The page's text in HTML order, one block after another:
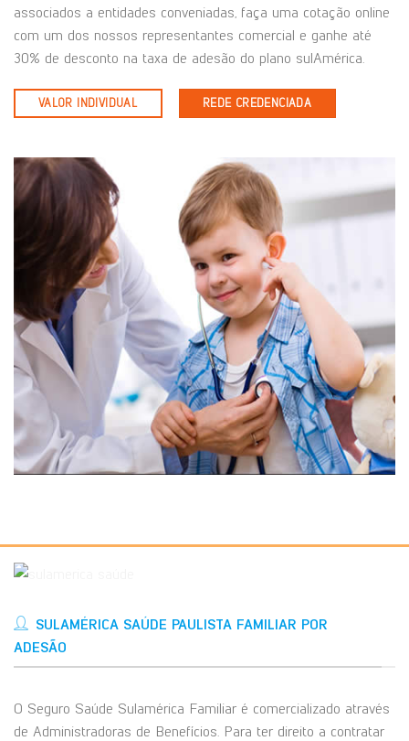
associados a entidades conveniadas, faça uma cotação online
com um dos nossos representantes comercial e ganhe até
30% de desconto na taxa de adesão do plano sulAmérica.
VALOR INDIVIDUAL REDE CREDENCIADA
SULAMÉRICA SAÚDE PAULISTA FAMILIAR POR
ADESÃO
O Seguro Saúde Sulamérica Familiar é comercializado através
de Administradoras de Benefícios. Para ter direito a contratar